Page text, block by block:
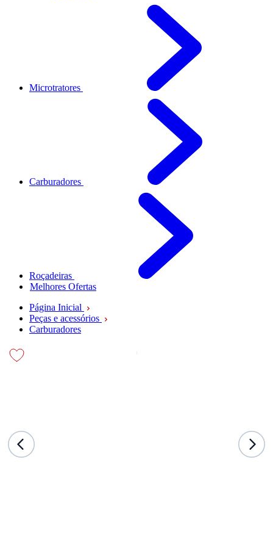
Microtratores
Carburadores
Roçadeiras
Melhores Ofertas
Página Inicial
Peças e acessórios
Carburadores